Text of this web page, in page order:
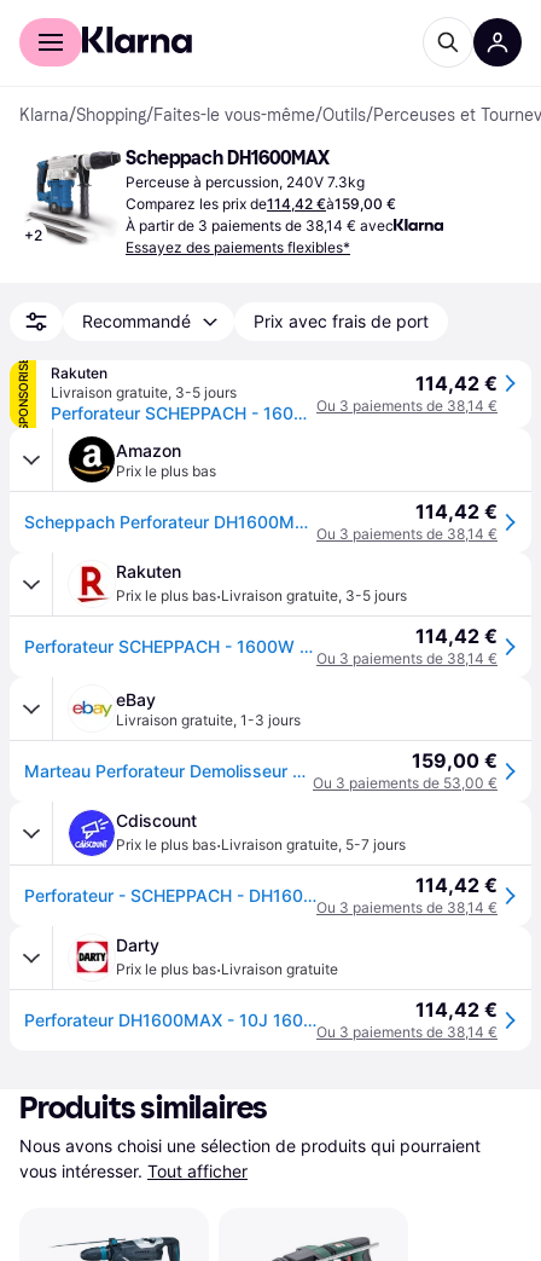
Acheter avec Klarna
Klarna/Shopping/Faites-le vous-même/Outils/Perceuses et
+2
Scheppach DH1600MAX
Perceuse à percussion, 240V 7.3kg
Comparez les prix de114,42 €à159,00 €
À partir de 3 paiements de 38,14 € avec
Essayez des paiements flexibles*
Recommandé Prix avec frais de port
SPONSORISÉ
Rakuten
Livraison gratuite, 3-5 jours
Perforateur SCHEPPACH - 1600W - DH1600MAX
114,42 €
Ou 3 paiements de 38,14 €
Amazon
Prix le plus bas
Scheppach Perforateur DH1600MAX | 1600W | Burin plat et burin pointu inclus 114,42 €
Ou 3 paiements de 38,14 €
Rakuten
Prix le plus bas·Livraison gratuite, 3-5 jours
Perforateur SCHEPPACH - 1600W - DH1600MAX 114,42 €
Ou 3 paiements de 38,14 €
eBay
Livraison gratuite, 1-3 jours
Marteau Perforateur Demolisseur Perceuse Sds Max Scheppach Dh1600max 159,00 €
Ou 3 paiements de 53,00 €
Cdiscount
Prix le plus bas·Livraison gratuite, 5-7 jours
Perforateur - SCHEPPACH - DH1600MAX - 1600W - 10 Joules - 3 Fonctions - Bleu 114,42 €
Ou 3 paiements de 38,14 €
Darty
Prix le plus bas·Livraison gratuite
Perforateur DH1600MAX - 10J 1600W - 5907903901 114,42 €
Ou 3 paiements de 38,14 €
Produits similaires
Nous avons choisi une sélection de produits qui pourraient
vous intéresser. Tout afficher